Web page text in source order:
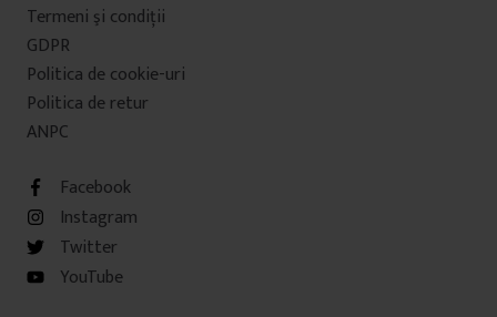
Termeni şi condiţii
GDPR
Politica de cookie-uri
Politica de retur
ANPC
Facebook
Instagram
Twitter
YouTube